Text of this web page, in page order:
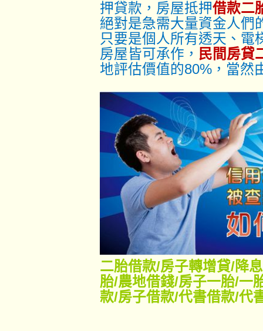
押貸款，房屋抵押借款二
絕對是急需大量資金人們
只要是個人所有透天、電
房屋皆可承作， 民間房貸
地評估價值的80%，當然
二胎借款/房子轉增貸/降
胎/農地借錢/房子一胎/一
款/房子借款/代書借款/代